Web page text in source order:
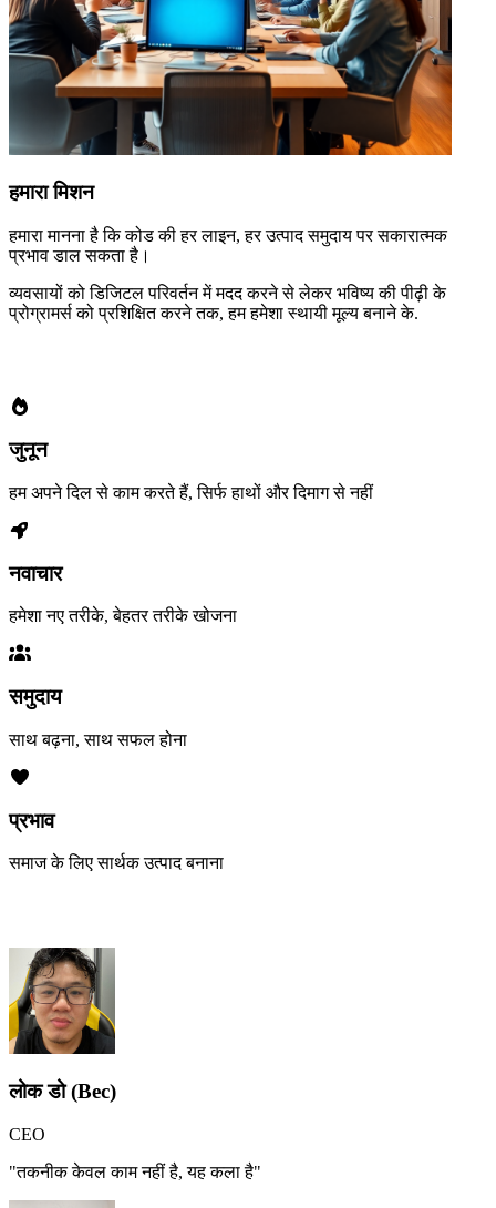
हमारा मिशन
हमारा मानना है कि कोड की हर लाइन, हर उत्पाद समुदाय पर सकारात्मक
प्रभाव डाल सकता है।
व्यवसायों को डिजिटल परिवर्तन में मदद करने से लेकर भविष्य की पीढ़ी के
प्रोग्रामर्स को प्रशिक्षित करने तक, हम हमेशास्थायी मूल्य बनाने के.
जुनून
हम अपने दिल से काम करते हैं, सिर्फ हाथों और दिमाग से नहीं
नवाचार
हमेशा नए तरीके, बेहतर तरीके खोजना
समुदाय
साथ बढ़ना, साथ सफल होना
प्रभाव
समाज के लिए सार्थक उत्पाद बनाना
लोक डो (Bec)
CEO
"तकनीक केवल काम नहीं है, यह कला है"